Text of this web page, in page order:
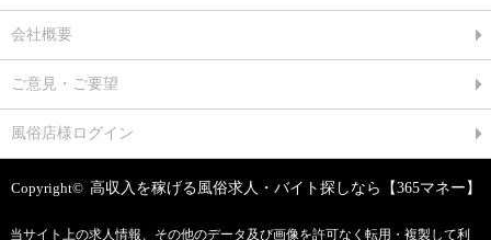
会社概要
ご意見・ご要望
風俗店様ログイン
Copyright© 高収入を稼げる風俗求人・バイト探しなら【365マネー】
当サイト上の求人情報、その他のデータ及び画像を許可なく転用・複製して利